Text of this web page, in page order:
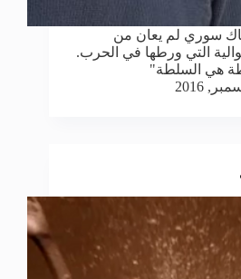
سوري لم يعان من
التي ورطها في الحرب.
هي السلطة"